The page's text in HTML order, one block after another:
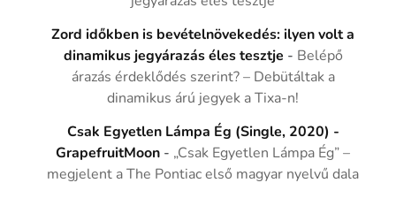
Zord időkben is bevételnövekedés: ilyen volt a
dinamikus jegyárazás éles tesztje - Belépő
árazás érdeklődés szerint? – Debütáltak a
dinamikus árú jegyek a Tixa-n!
Csak Egyetlen Lámpa Ég (Single, 2020) -
GrapefruitMoon - „Csak Egyetlen Lámpa Ég” –
megjelent a The Pontiac első magyar nyelvű dala